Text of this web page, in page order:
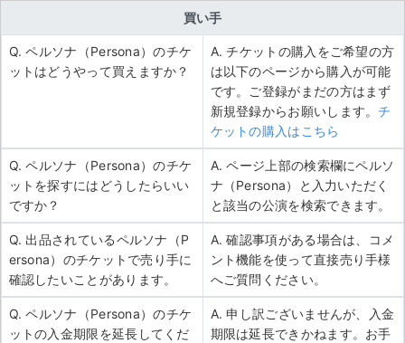
買い手
Q. ペルソナ（Persona）のチケ
ットはどうやって買えますか？
A. チケットの購入をご希望の方
は以下のページから購入が可能
です。ご登録がまだの方はまず
新規登録からお願いします。チ
ケットの購入はこちら
Q. ペルソナ（Persona）のチケ
ットを探すにはどうしたらいい
ですか？
A. ページ上部の検索欄にペルソ
ナ（Persona）と入力いただく
と該当の公演を検索できます。
Q. 出品されているペルソナ（P
ersona）のチケットで売り手に
確認したいことがあります。
A. 確認事項がある場合は、コメ
ント機能を使って直接売り手様
へご質問ください。
Q. ペルソナ（Persona）のチケ
ットの入金期限を延長してくだ
A. 申し訳ございませんが、入金
期限は延長できかねます。お手